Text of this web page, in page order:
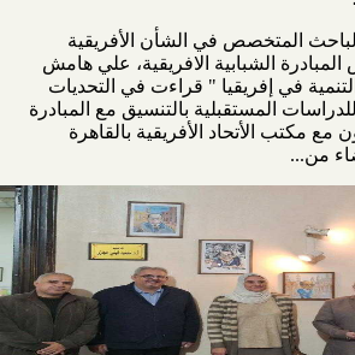
المتخصص في الشأن الأفريقية
المبادرة الشبابية الافريقية، علي هامش
في إفريقيا " قراءت في التحديات
المستقبلية بالتنسيق مع المبادرة
مع مكتب الأتحاد الأفريقية بالقاهرة
من...